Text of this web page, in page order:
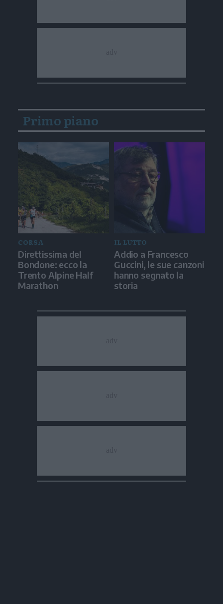
Primo piano
CORSA
Direttissima del
Bondone: ecco la
Trento Alpine Half
Marathon
IL LUTTO
Addio a Francesco
Guccini, le sue canzoni
hanno segnato la
storia